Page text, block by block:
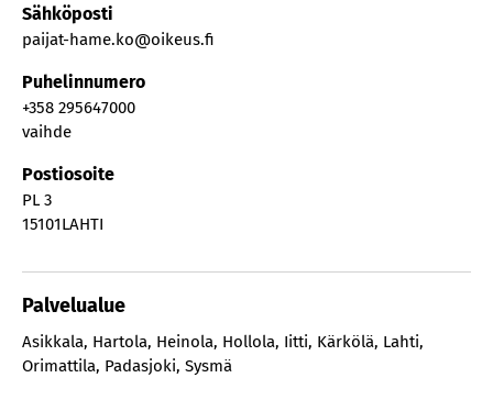
Sähköposti
paijat-hame.ko@oikeus.fi
Puhelinnumero
+358 295647000
vaihde
Postiosoite
PL 3
15101LAHTI
Palvelualue
Asikkala, Hartola, Heinola, Hollola, Iitti, Kärkölä, Lahti,
Orimattila, Padasjoki, Sysmä